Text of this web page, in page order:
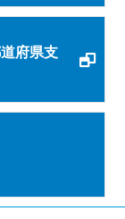
府県支